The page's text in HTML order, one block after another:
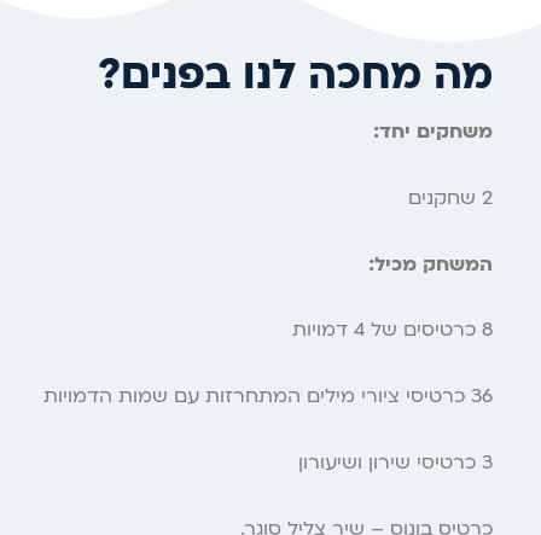
מה מחכה לנו בפנים?
משחקים יחד:
2 שחקנים
המשחק מכיל:
8 כרטיסים של 4 דמויות
36 כרטיסי ציורי מילים המתחרזות עם שמות הדמויות
3 כרטיסי שירון ושיעורון
כרטיס בונוס – שיר צליל סוגר.